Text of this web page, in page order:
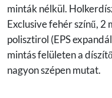
minták nélkül.
Exclusive fehér színű,
polisztirol (EPS
mintás felületen a
nagyon szépen mutat.